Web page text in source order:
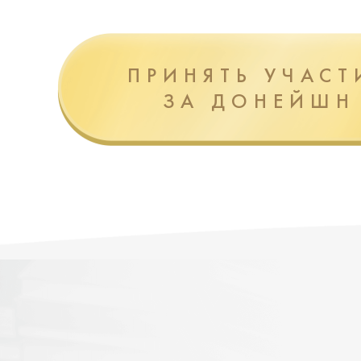
ПРИНЯТЬ
ЗА ДОНЕЙШН